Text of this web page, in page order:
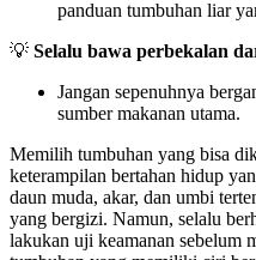
panduan tumbuhan liar
💡 Selalu bawa perbekalan
Jangan sepenuhnya
sumber makanan utama.
Memilih tumbuhan yang bisa
keterampilan bertahan hidup
daun muda, akar, dan umbi
yang bergizi. Namun, selalu
lakukan uji keamanan sebelum